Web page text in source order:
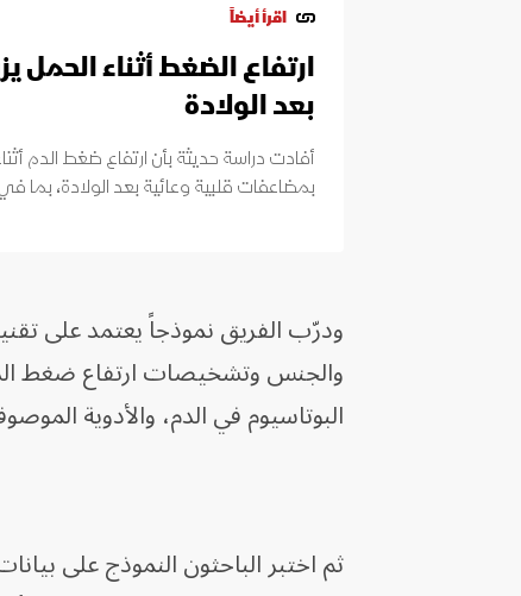
اقرأ أيضاً
ارتفاع الضغط أثناء الحمل
بعد الولادة
أفادت دراسة حديثة بأن ارتفاع ضغط الدم
بمضاعفات قلبية وعائية بعد الولادة، بما
والجنس وتشخيصات ارتفاع ضغط
البوتاسيوم في الدم، والأدوية